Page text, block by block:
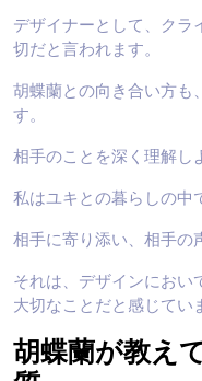
デザイナーとして、クラ
切だと言われます。
胡蝶蘭との向き合い方も
す。
相手のことを深く理解し
私はユキとの暮らしの中
相手に寄り添い、相手の
それは、デザインにおい
大切なことだと感じてい
胡蝶蘭が教え